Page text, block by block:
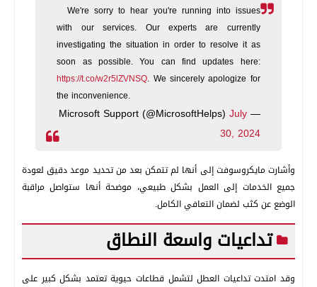
We're sorry to hear you're running into issues
with our services. Our experts are currently
investigating the situation in order to resolve it as
soon as possible. You can find updates here:
https://t.co/w2r5lZVNSQ. We sincerely apologize for
the inconvenience.
— Microsoft Support (@MicrosoftHelps)
July
30, 2024
وأشارت مايكروسوفت إلى أنها لم تتمكن بعد من تحديد موعد دقيق لعودة
جميع الخدمات إلى العمل بشكل طبيعي، موضحة أنها ستواصل مراقبة
الوضع عن كثب لضمان التعافي الكامل.
تداعيات واسعة النطاق
وقد امتدت تداعيات العطل لتشمل قطاعات حيوية تعتمد بشكل كبير على